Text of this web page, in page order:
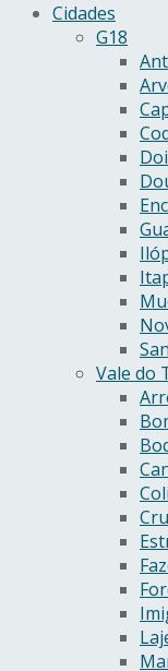
Cidades
G18
Vale do